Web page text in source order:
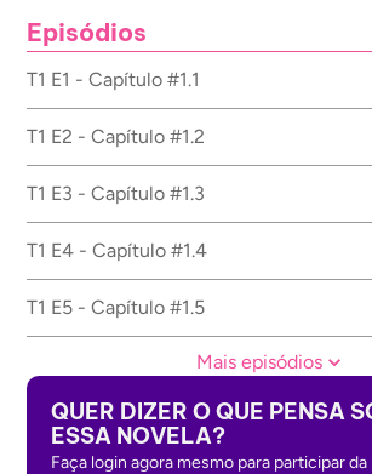
Episódios
T1 E1 - Capítulo #1.1
T1 E2 - Capítulo #1.2
T1 E3 - Capítulo #1.3
T1 E4 - Capítulo #1.4
T1 E5 - Capítulo #1.5
Mais episódios
QUER DIZER O QUE PENSA
ESSA NOVELA?
Faça login agora mesmo para participar da